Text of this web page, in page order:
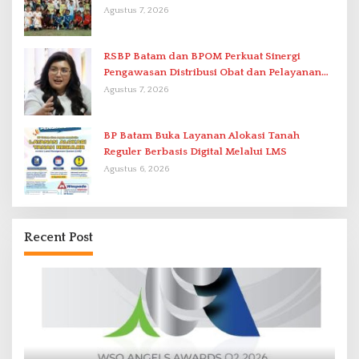
di Stadion Temenggung Abdul Jamal
Agustus 7, 2026
RSBP Batam dan BPOM Perkuat Sinergi
Pengawasan Distribusi Obat dan Pelayanan
Kefarmasian
Agustus 7, 2026
BP Batam Buka Layanan Alokasi Tanah
Reguler Berbasis Digital Melalui LMS
Agustus 6, 2026
Recent Post